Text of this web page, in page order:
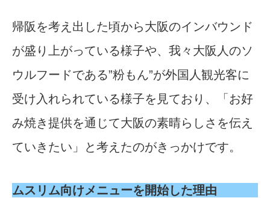
帰阪を考え出した頃から大阪のインバウンド
が盛り上がっている様子や、我々大阪人のソ
ウルフードである”粉もん”が外国人観光客に
受け入れられている様子を見ており、「お好
み焼き提供を通じて大阪の素晴らしさを伝え
ていきたい」と考えたのがきっかけです。
ムスリム向けメニューを開始した理由